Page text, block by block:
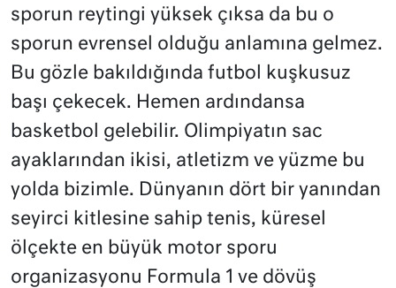
sporun reytingi yüksek çıksa da bu o
sporun evrensel olduğu anlamına gelmez.
Bu gözle bakıldığında futbol kuşkusuz
başı çekecek. Hemen ardındansa
basketbol gelebilir. Olimpiyatın sac
ayaklarından ikisi, atletizm ve yüzme bu
yolda bizimle. Dünyanın dört bir yanından
seyirci kitlesine sahip tenis, küresel
ölçekte en büyük motor sporu
organizasyonu Formula 1 ve dövüş